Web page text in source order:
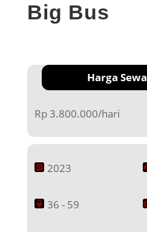
Big Bus
Harga Sewa
Rp 3.800.000/hari
2023
36 - 59